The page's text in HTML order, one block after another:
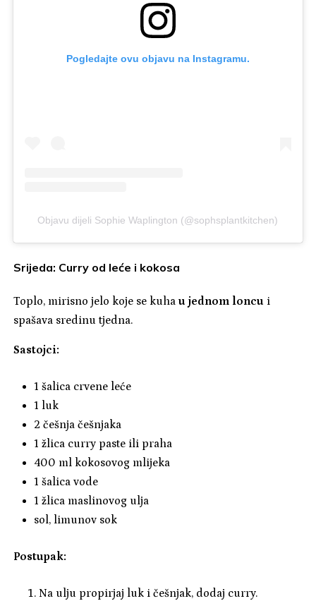
Pogledajte ovu objavu na Instagramu.
Objavu dijeli Sophie Waplington (@sophsplantkitchen)
Srijeda: Curry od leće i kokosa
Toplo, mirisno jelo koje se kuhau jednom loncu i
spašava sredinu tjedna.
Sastojci:
1 šalica crvene leće
1 luk
2 češnja češnjaka
1 žlica curry paste ili praha
400 ml kokosovog mlijeka
1 šalica vode
1 žlica maslinovog ulja
sol, limunov sok
Postupak:
Na ulju propirjaj luk i češnjak, dodaj curry.